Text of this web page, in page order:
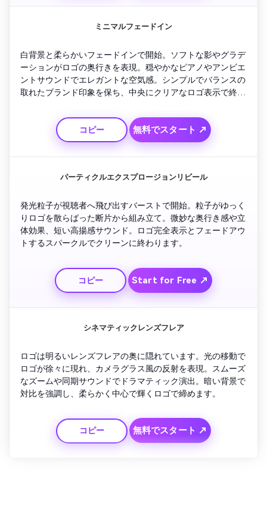
ミニマルフェードイン
白背景と柔らかいフェードインで開始。ソフトな影やグラデ
ーションがロゴの奥行きを表現。穏やかなピアノやアンビエ
ントサウンドでエレガントな空気感。シンプルでバランスの
取れたブランド印象を保ち、中央にクリアなロゴ表示で終
コピー 無料でスタート ↗
パーティクルエクスプロージョンリビール
発光粒子が視聴者へ飛び出すバーストで開始。粒子がゆっく
りロゴを散らばった断片から組み立て。微妙な奥行き感や立
体効果、短い高揚感サウンド。ロゴ完全表示とフェードアウ
トするスパークルでクリーンに終わります。
コピー Start for Free ↗
シネマティックレンズフレア
ロゴは明るいレンズフレアの奥に隠れています。光の移動で
ロゴが徐々に現れ、カメラグラス風の反射を表現。スムーズ
なズームや同期サウンドでドラマティック演出。暗い背景で
対比を強調し、柔らかく中心で輝くロゴで締めます。
コピー 無料でスタート ↗